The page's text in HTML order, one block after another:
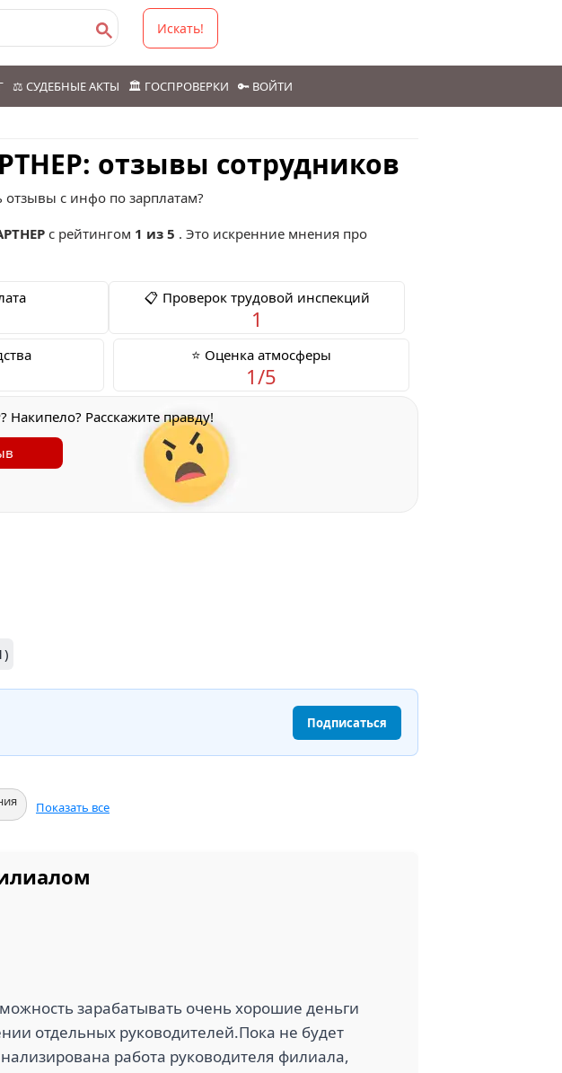
Искать!
⚖️ СУДЕБНЫЕ АКТЫ 🏛️ ГОСПРОВЕРКИ 🔑 ВОЙТИ
отзывы сотрудников
с инфо по зарплатам?
с рейтингом 1 из 5 . Это искренние мнения про
📋 Проверок трудовой инспекций
1
⭐ Оценка атмосферы
1/5
Расскажите правду!
Подписаться
Показать все
зарабатывать очень хорошие деньги
отдельных руководителей.Пока не будет
работа руководителя филиала,